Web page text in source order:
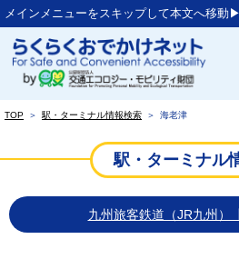
メインメニューをスキップして本文へ移動▶︎
TOP ＞ 駅・ターミナル情報検索 ＞ 海老津
駅・ターミナル
九州旅客鉄道（JR九州）